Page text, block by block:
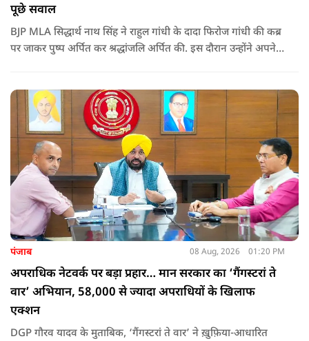
पूछे सवाल
BJP MLA सिद्धार्थ नाथ सिंह ने राहुल गांधी के दादा फिरोज गांधी की कब्र
पर जाकर पुष्प अर्पित कर श्रद्धांजलि अर्पित की. इस दौरान उन्होंने अपने
कि वह भविष्य में क्या करें.
पंजाब 08 Aug, 2026 01:20 PM
अपराधिक नेटवर्क पर बड़ा प्रहार… मान सरकार का ‘गैंगस्टरां ते
वार’ अभियान, 58,000 से ज्यादा अपराधियों के खिलाफ
एक्शन
DGP गौरव यादव के मुताबिक, ‘गैंगस्टरां ते वार’ ने ख़ुफ़िया-आधारित